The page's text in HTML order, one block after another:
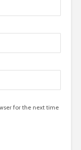
for the next time